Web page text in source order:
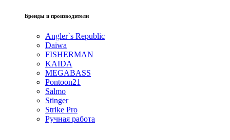
Бренды и производители
Angler`s Republic
Daiwa
FISHERMAN
KAIDA
MEGABASS
Pontoon21
Salmo
Stinger
Strike Pro
Ручная работа